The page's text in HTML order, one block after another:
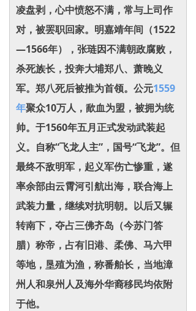
凌盘剥，心中愤怒不满，常与上司作
对，被罢职回家。明嘉靖年间（1522
—1566年），张琏因不满朝政腐败，
杀死族长，投奔大埔郑八、萧晚义
军。郑八死后被推为首领。公元1559
年聚众10万人，歃血为盟，被拥为统
帅。于1560年五月正式发动武装起
义。自称“飞龙人主”，国号“飞龙”。但
最终不敌明军，起义军伤亡惨重，遂
率余部由云霄河引航出海，联合海上
武装力量，继续对抗明朝。以后又辗
转南下，夺占三佛齐岛（今苏门答
腊）称帝，占有旧港、柔佛、马六甲
等地，垦殖为渔，称番舶长，当地漳
州人和泉州人及海外华裔移民均依附
于他。